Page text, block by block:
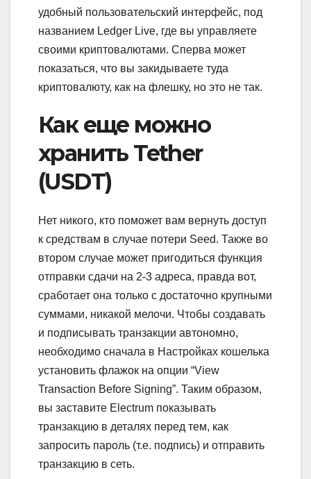
удобный пользовательский интерфейс, под
названием Ledger Live, где вы управляете
своими криптовалютами. Сперва может
показаться, что вы закидываете туда
криптовалюту, как на флешку, но это не так.
Как еще можно
хранить Tether
(USDT)
Нет никого, кто поможет вам вернуть доступ
к средствам в случае потери Seed. Также во
втором случае может пригодиться функция
отправки сдачи на 2-3 адреса, правда вот,
сработает она только с достаточно крупными
суммами, никакой мелочи. Чтобы создавать
и подписывать транзакции автономно,
необходимо сначала в Настройках кошелька
установить флажок на опции “View
Transaction Before Signing”. Таким образом,
вы заставите Electrum показывать
транзакцию в деталях перед тем, как
запросить пароль (т.е. подпись) и отправить
транзакцию в сеть.